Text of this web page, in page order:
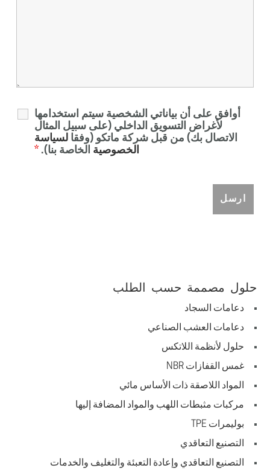
أوافق على أن بياناتي الشخصية سيتم استخدامها
لأغراض التسويق الداخلي (على سبيل المثال
الاتصال بك) من قبل شركة ماتكو (وفقالسياسة
الخصوصيةالخاصة بنا).*
حلول مصممة حسب الطلب
دعامات السجاد
دعامات العشب الصناعي
حلول لأنظمة اللاتكس
غمس القفازات NBR
المواد اللاصقة ذات الأساس مائي
مركبات مثبطات اللهب والمواد المضافة إليها
بوليمرات TPE
التصنيع التعاقدي
التصنيع التعاقدي وإعادة التعبئة والتغليف والخدمات